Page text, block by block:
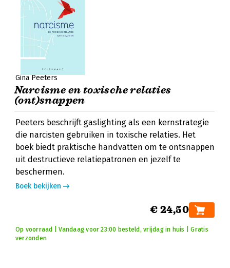
Gina Peeters
Narcisme en toxische relaties
(ont)snappen
Peeters beschrijft gaslighting als een kernstrategie
die narcisten gebruiken in toxische relaties. Het
boek biedt praktische handvatten om te ontsnappen
uit destructieve relatiepatronen en jezelf te
beschermen.
Boek bekijken
€ 24,50
Op voorraad | Vandaag voor 23:00 besteld, vrijdag in huis | Gratis
verzonden